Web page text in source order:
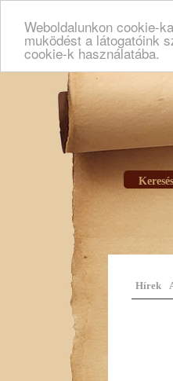
Weboldalunkon cookie-
muködést a látogatóink
cookie-k használatába.
Keresés
Hírek